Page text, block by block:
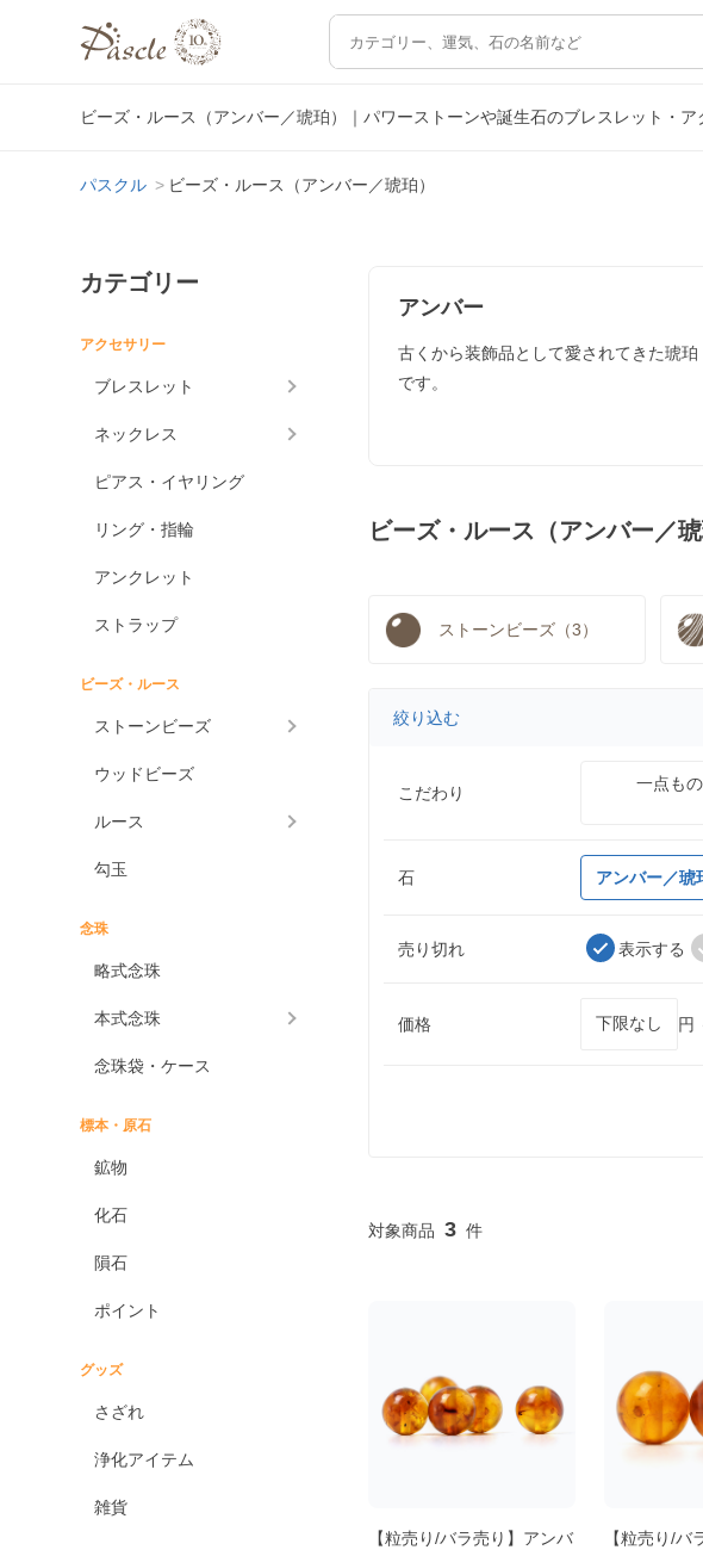
ビーズ・ルース（アンバー／琥珀）｜パワーストーンや誕生石のブレスレット・ア
パスクル ビーズ・ルース（アンバー／琥珀）
カテゴリー
アクセサリー
ブレスレット
ネックレス
ピアス・イヤリング
リング・指輪
アンクレット
ストラップ
ビーズ・ルース
ストーンビーズ
ウッドビーズ
ルース
勾玉
念珠
略式念珠
本式念珠
念珠袋・ケース
標本・原石
鉱物
化石
隕石
ポイント
グッズ
さざれ
浄化アイテム
雑貨
アンバー
古くから装飾品として愛されてきた琥
です。
ビーズ・ルース（アンバー／琥
ストーンビーズ（3）
絞り込む
こだわり 一点もの
石 アンバー／琥
売り切れ 表示する
価格 円
3
【粒売り/バラ売り】アンバ
【粒売り/バ